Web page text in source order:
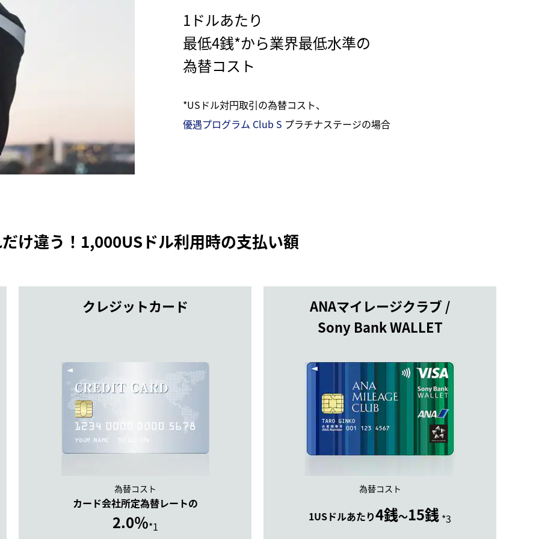
1ドルあたり
最低4銭*から業界最低水準の
為替コスト
*USドル対円取引の為替コスト、
優遇プログラム Club S プラチナステージの場合
け違う！1,000USドル利用時の支払い額
クレジットカード
為替コスト
カード会社所定為替レートの
2.0％*1
ANAマイレージクラブ /
Sony Bank WALLET
為替コスト
1USドルあたり4銭～15銭 *3